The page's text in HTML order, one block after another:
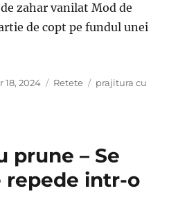
zahar vanilat Mod de
de copt pe fundul unei
cu prune – Perfecta
18, 2024 Categories
Retete Tags
prajitura cu
prune – Se
repede intr-o